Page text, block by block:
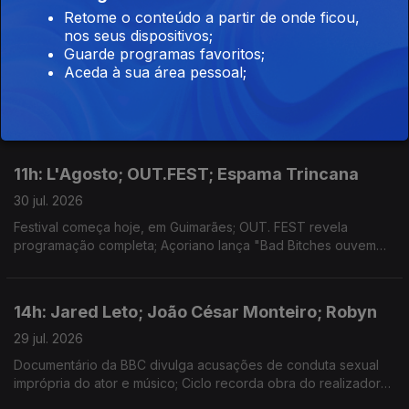
14h: Agnès Varda; Sete Sóis, Sete Luas; The
Beatles
30 jul. 2026
11h: L'Agosto; OUT.FEST; Espama Trincana
30 jul. 2026
Festival começa hoje, em Guimarães; OUT. FEST revela
programação completa; Açoriano lança "Bad Bitches ouvem
14h: Jared Leto; João César Monteiro; Robyn
29 jul. 2026
Documentário da BBC divulga acusações de conduta sexual
imprópria do ator e músico; Ciclo recorda obra do realizador
Retome o conteúdo a partir de onde ficou,
nos seus dispositivos;
Guarde programas favoritos;
Aceda à sua área pessoal;